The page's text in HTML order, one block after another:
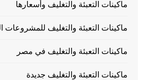
ماكينات التعبئة والتغليف وأسعارها
ماكينات التعبئة والتغليف للمشروعات
ماكينات التعبئة والتغليف في مصر
ماكينات التعبئة والتغليف جديدة